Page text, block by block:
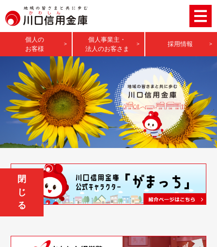
個人の
お客様
個人事業主・
法人のお客さま
採用情報
閉
じ
る